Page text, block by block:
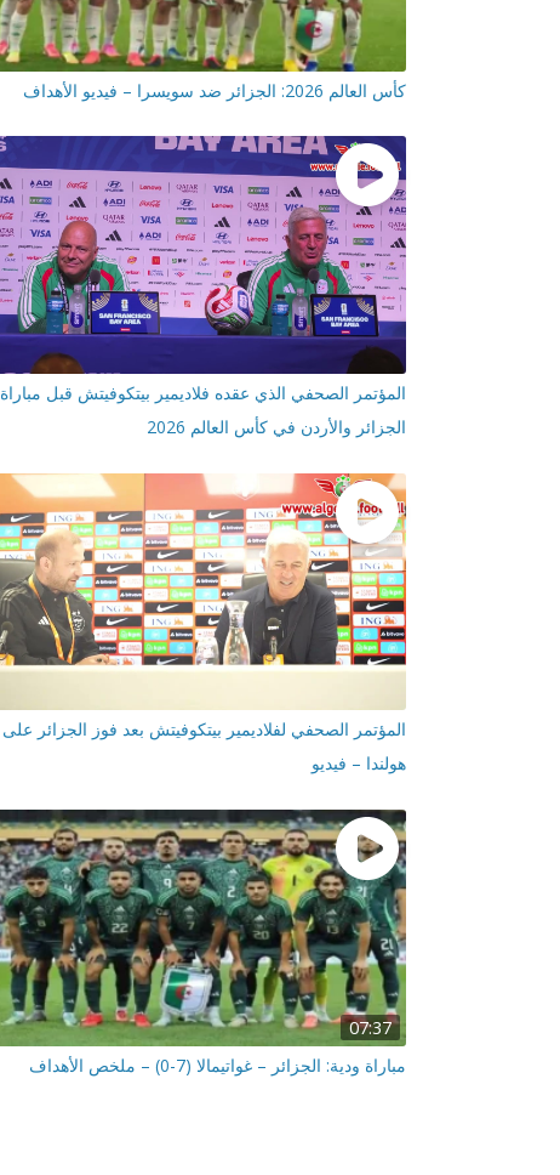
كأس العالم 2026: الجزائر ضد سويسرا – فيديو الأهداف
المؤتمر الصحفي الذي عقده فلاديمير بيتكوفيتش قبل مباراة
الجزائر والأردن في كأس العالم 2026
المؤتمر الصحفي لفلاديمير بيتكوفيتش بعد فوز الجزائر على
هولندا – فيديو
07:37
مباراة ودية: الجزائر – غواتيمالا (7-0) – ملخص الأهداف